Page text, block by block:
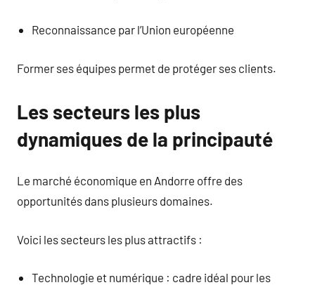
Reconnaissance par l’Union européenne
Former ses équipes permet de protéger ses clients.
Les secteurs les plus
dynamiques de la principauté
Le marché économique en Andorre offre des
opportunités dans plusieurs domaines.
Voici les secteurs les plus attractifs :
Technologie et numérique : cadre idéal pour les